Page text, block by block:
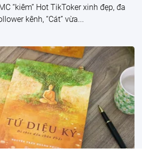
“kiêm” Hot TikToker xinh đẹp, đa
kênh, “Cát” vừa...